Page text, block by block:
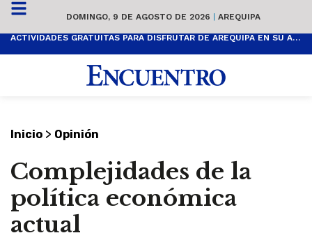
DOMINGO, 9 DE AGOSTO DE 2026 | AREQUIPA
ACTIVIDADES GRATUITAS PARA DISFRUTAR DE AREQUIPA EN SU ANIVERSARIO
Inicio > Opinión
Complejidades de la
política económica
actual